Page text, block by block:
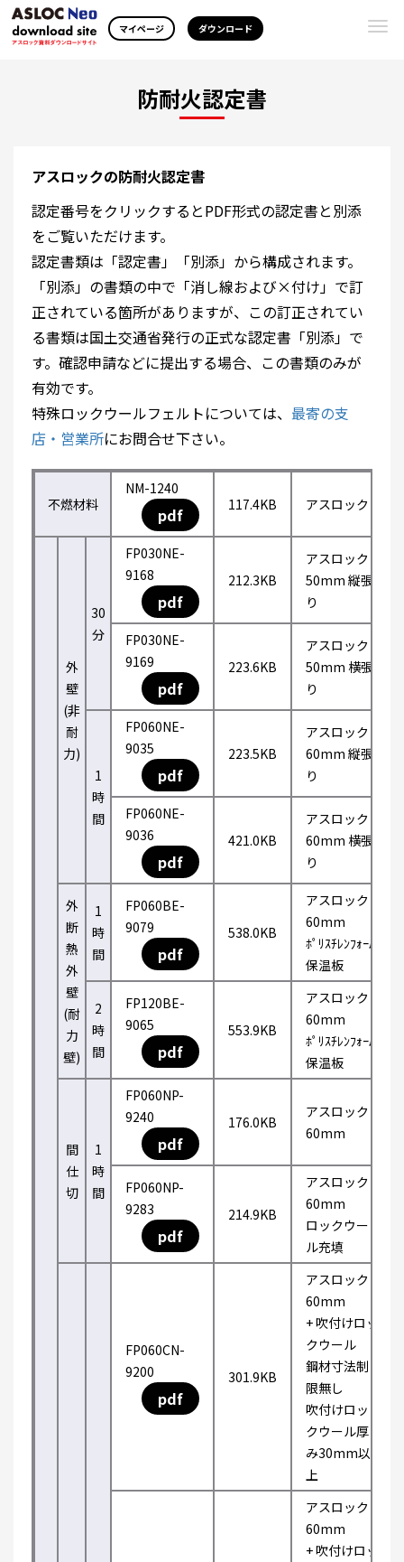
マイページ ダウンロード
防耐火認定書
アスロックの防耐火認定書
認定番号をクリックするとPDF形式の認定書と別添
をご覧いただけます。
認定書類は「認定書」「別添」から構成されます。
「別添」の書類の中で「消し線および×付け」で訂
正されている箇所がありますが、この訂正されてい
る書類は国土交通省発行の正式な認定書「別添」で
す。確認申請などに提出する場合、この書類のみが
有効です。
特殊ロックウールフェルトについては、 最寄の支
店・営業所にお問合せ下さい。
不燃材料
NM-1240
pdf 117.4KB アスロック
外
壁
(非
耐
力)
30
分
FP030NE-
9168
pdf
212.3KB
アスロック
50mm 縦張
り
FP030NE-
9169
pdf
223.6KB
アスロック
50mm 横張
り
1
時
間
FP060NE-
9035
pdf
223.5KB
アスロック
60mm 縦張
り
FP060NE-
9036
pdf
421.0KB
アスロック
60mm 横張
り
外
断
熱
外
壁
(耐
力
壁)
1
時
間
FP060BE-
9079
pdf
538.0KB
アスロック
60mm
ﾎﾟﾘｽﾁﾚﾝﾌｫｰﾑ
保温板
2
時
間
FP120BE-
9065
pdf
553.9KB
アスロック
60mm
ﾎﾟﾘｽﾁﾚﾝﾌｫｰﾑ
保温板
間
仕
切
1
時
間
FP060NP-
9240
pdf
176.0KB
アスロック
60mm
FP060NP-
9283
pdf
214.9KB
アスロック
60mm
ロックウー
ル充填
FP060CN-
9200
pdf
301.9KB
アスロック
60mm
+ 吹付けロッ
クウール
鋼材寸法制
限無し
吹付けロッ
クウール厚
み30mm以
上
アスロック
60mm
+ 吹付けロッ